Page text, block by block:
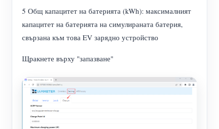
5 Общ капацитет на батерията (kWh): максималният
капацитет на батерията на симулираната батерия,
свързана към това EV зарядно устройство
Щракнете върху "запазване"